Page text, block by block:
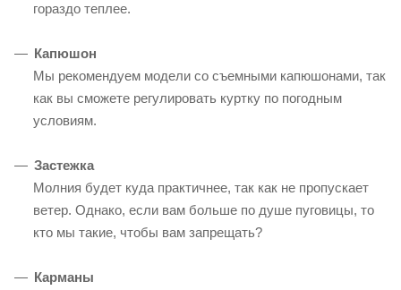
гораздо теплее.
Капюшон
Мы рекомендуем модели со съемными капюшонами, так
как вы сможете регулировать куртку по погодным
условиям.
Застежка
Молния будет куда практичнее, так как не пропускает
ветер. Однако, если вам больше по душе пуговицы, то
кто мы такие, чтобы вам запрещать?
Карманы